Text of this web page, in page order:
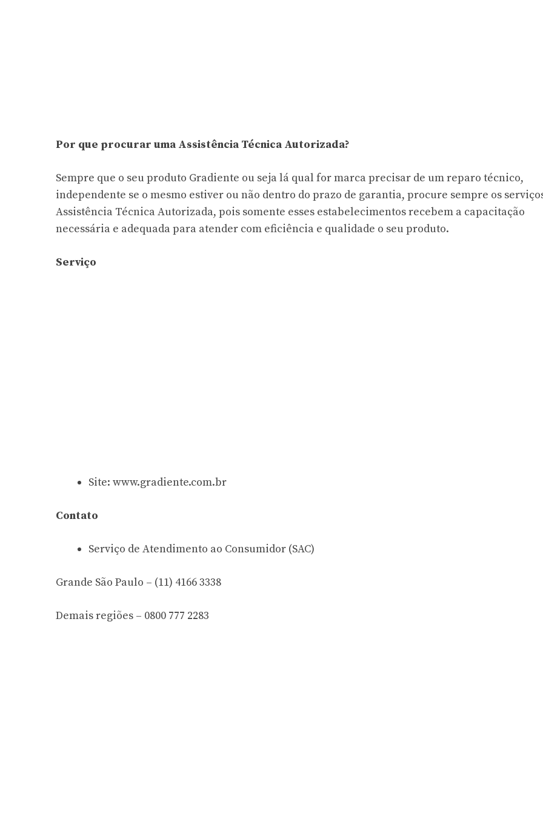
Por que procurar uma Assistência Técnica Autorizada?
Sempre que o seu produto Gradiente ou seja lá qual for marca precisar de um reparo técnico,
independente se o mesmo estiver ou não dentro do prazo de garantia, procure sempre os
Assistência Técnica Autorizada, pois somente esses estabelecimentos recebem a capacitação
necessária e adequada para atender com eficiência e qualidade o seu produto.
Serviço
Site: www.gradiente.com.br
Contato
Serviço de Atendimento ao Consumidor (SAC)
Grande São Paulo – (11) 4166 3338
Demais regiões – 0800 777 2283